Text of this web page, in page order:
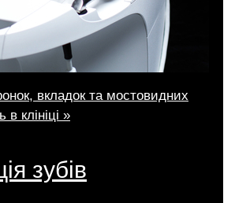
вкладок та мостовидних
в клініці »
зубів